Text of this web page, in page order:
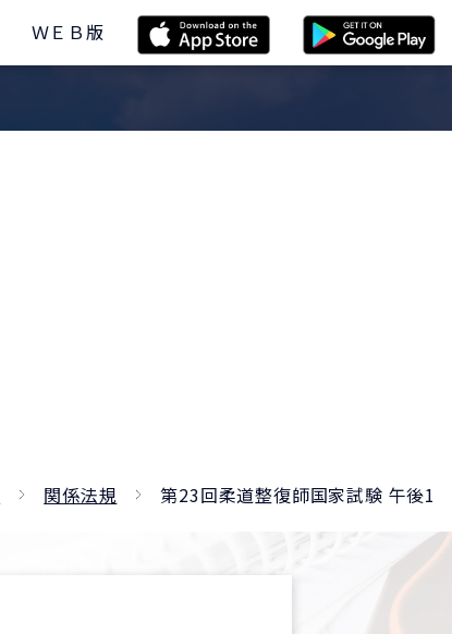
ＷＥＢ版
関係法規 第23回柔道整復師国家試験 午後1